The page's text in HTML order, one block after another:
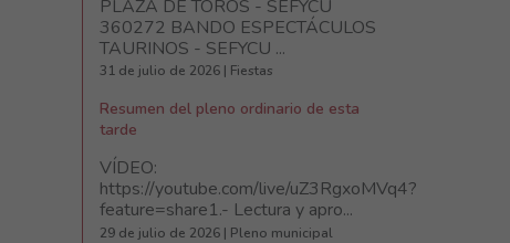
PLAZA DE TOROS - SEFYCU
360272 BANDO ESPECTÁCULOS
TAURINOS - SEFYCU ...
31 de julio de 2026 | Fiestas
Resumen del pleno ordinario de esta
tarde
VÍDEO:
https://youtube.com/live/uZ3RgxoMVq4?
feature=share1.- Lectura y apro...
29 de julio de 2026 | Pleno municipal